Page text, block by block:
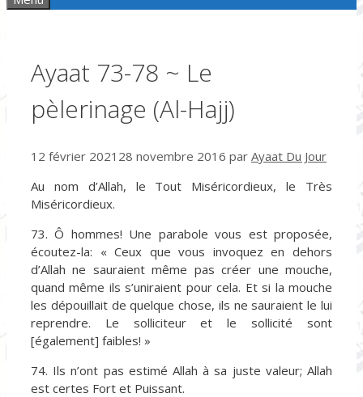
Ayaat 73-78 ~ Le
pèlerinage (Al-Hajj)
12 février 2021 28 novembre 2016 par Ayaat Du Jour
Au nom d’Allah, le Tout Miséricordieux, le Très
Miséricordieux.
73. Ô hommes! Une parabole vous est proposée,
écoutez-la: « Ceux que vous invoquez en dehors
d’Allah ne sauraient même pas créer une mouche,
quand même ils s’uniraient pour cela. Et si la mouche
les dépouillait de quelque chose, ils ne sauraient le lui
reprendre. Le solliciteur et le sollicité sont
[également] faibles! »
74. Ils n’ont pas estimé Allah à sa juste valeur; Allah
est certes Fort et Puissant.